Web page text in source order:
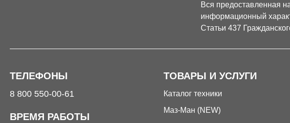
Вся предоставленная
информационный
Статьи 437
ТЕЛЕФОНЫ
8 800 550-00-61
ВРЕМЯ РАБОТЫ
ТОВАРЫ И УСЛУГИ
Каталог техники
Маз-Ман (NEW)